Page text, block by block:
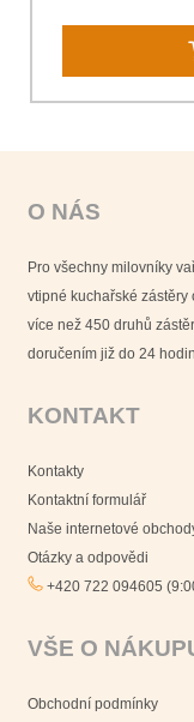
O NÁS
Pro všechny milovníky
vtipné kuchařské zástěry
více než 450 druhů
doručením již do 24
KONTAKT
Kontakty
Kontaktní formulář
Naše internetové
Otázky a odpovědi
+420 722 094605
VŠE O
Obchodní podmínky